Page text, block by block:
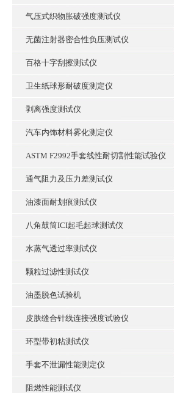
气压式织物胀破强度测试仪
无菌注射器密合性负压测试仪
百格十字刮擦测试仪
卫生纸球形耐破度测定仪
剥离强度测试仪
汽车内饰材料雾化测定仪
ASTM F2992手套线性耐切割性能试验仪
通气阻力及压力差测试仪
油漆面耐划痕测试仪
八角鼓筒ICI起毛起球测试仪
水蒸气透过率测试仪
颗粒过滤性测试仪
油墨脱色试验机
皮肤缝合针线连接强度试验仪
环型带初粘测试仪
手套不泄漏性能测定仪
阻燃性能测试仪